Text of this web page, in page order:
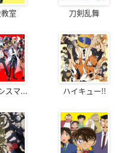
と役に対する意気込みを教
目付役ですね。
締めるところは締める。
謝です。
ん
森出
室 刀剣乱舞
スマ... ハイキュー!!